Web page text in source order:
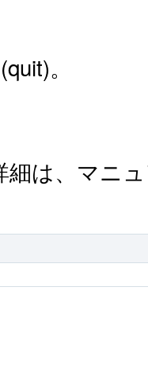
。
細は、マニ